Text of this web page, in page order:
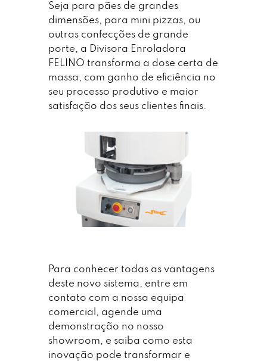
Seja para pães de grandes
dimensões, para mini pizzas, ou
outras confecções de grande
porte, a Divisora Enroladora
FELINO transforma a dose certa de
massa, com ganho de eficiência no
seu processo produtivo e maior
satisfação dos seus clientes finais.
Para conhecer todas as vantagens
deste novo sistema, entre em
contato com a nossa equipa
comercial, agende uma
demonstração no nosso
showroom, e saiba como esta
inovação pode transformar e